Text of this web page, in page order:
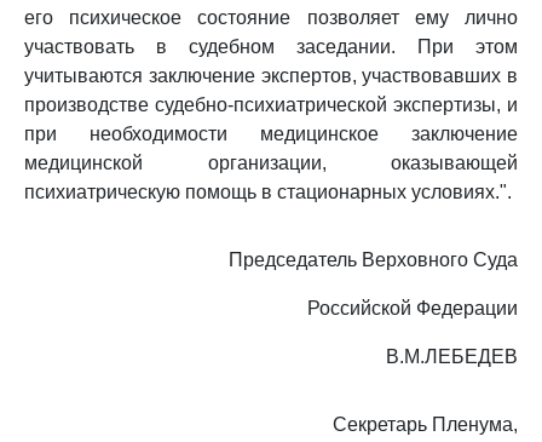
его психическое состояние позволяет ему лично
участвовать в судебном заседании. При этом
учитываются заключение экспертов, участвовавших в
производстве судебно-психиатрической экспертизы, и
при необходимости медицинское заключение
медицинской организации, оказывающей
психиатрическую помощь в стационарных условиях.".
Председатель Верховного Суда
Российской Федерации
В.М.ЛЕБЕДЕВ
Секретарь Пленума,